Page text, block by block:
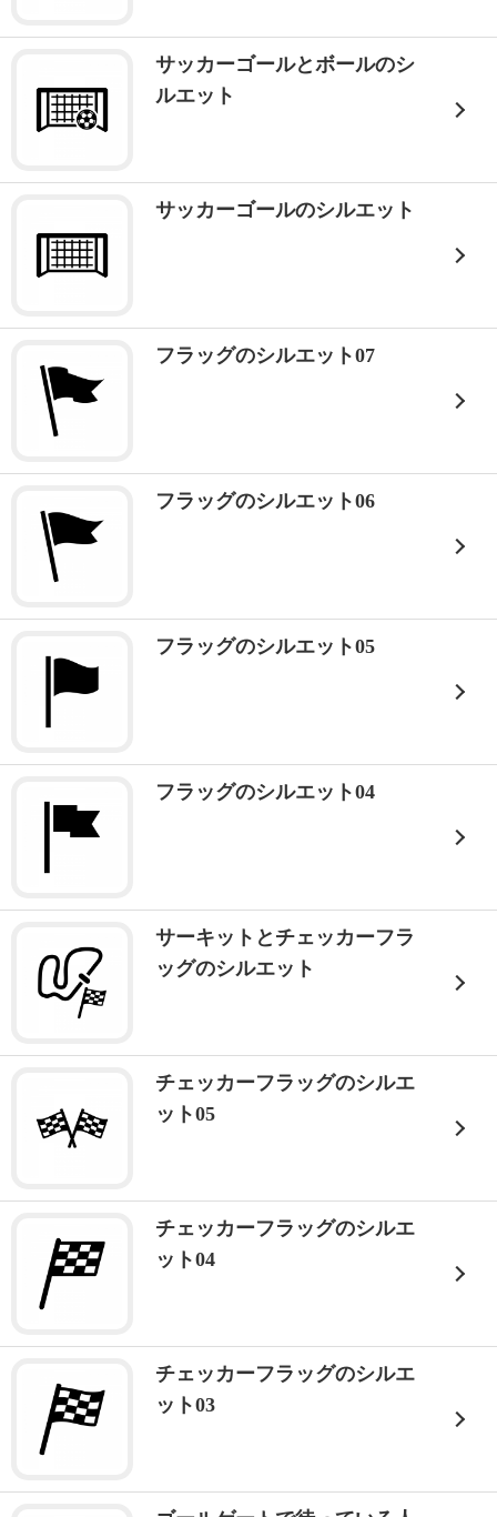
サッカーゴールとボールのシ
ルエット
サッカーゴールのシルエット
フラッグのシルエット07
フラッグのシルエット06
フラッグのシルエット05
フラッグのシルエット04
サーキットとチェッカーフラ
ッグのシルエット
チェッカーフラッグのシルエ
ット05
チェッカーフラッグのシルエ
ット04
チェッカーフラッグのシルエ
ット03